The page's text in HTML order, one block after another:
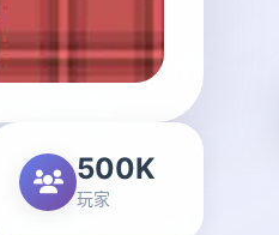
500K
玩家